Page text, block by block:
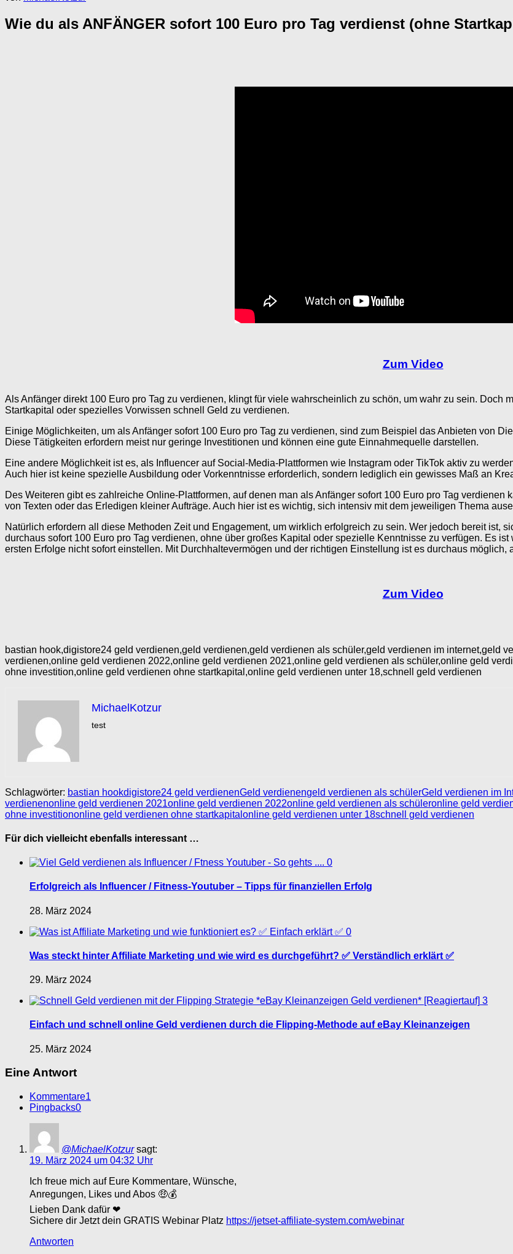
Wie du als ANFÄNGER sofort 100 Euro pro Tag verdienst (ohne
Zum Video
Als Anfänger direkt 100 Euro pro Tag zu verdienen, klingt für viele wahrscheinlich zu schön, um wahr zu sein.
Startkapital oder spezielles Vorwissen schnell Geld zu verdienen.
Einige Möglichkeiten, um als Anfänger sofort 100 Euro pro Tag zu verdienen, sind zum Beispiel das Anbieten von
Diese Tätigkeiten erfordern meist nur geringe Investitionen und können eine gute Einnahmequelle darstellen.
Eine andere Möglichkeit ist es, als Influencer auf Social-Media-Plattformen wie Instagram oder TikTok aktiv zu
Auch hier ist keine spezielle Ausbildung oder Vorkenntnisse erforderlich, sondern lediglich ein gewisses Maß an
Des Weiteren gibt es zahlreiche Online-Plattformen, auf denen man als Anfänger sofort 100 Euro pro Tag
von Texten oder das Erledigen kleiner Aufträge. Auch hier ist es wichtig, sich intensiv mit dem jeweiligen Thema
Natürlich erfordern all diese Methoden Zeit und Engagement, um wirklich erfolgreich zu sein. Wer jedoch bereit ist,
durchaus sofort 100 Euro pro Tag verdienen, ohne über großes Kapital oder spezielle Kenntnisse zu verfügen. Es
ersten Erfolge nicht sofort einstellen. Mit Durchhaltevermögen und der richtigen Einstellung ist es durchaus
Zum Video
bastian hook,digistore24 geld verdienen,geld verdienen,geld verdienen als schüler,geld verdienen im internet,geld
verdienen,online geld verdienen 2022,online geld verdienen 2021,online geld verdienen als schüler,online geld
ohne investition,online geld verdienen ohne startkapital,online geld verdienen unter 18,schnell geld verdienen
MichaelKotzur
test
Schlagwörter: bastian hookdigistore24 geld verdienenGeld verdienengeld verdienen als schülerGeld verdienen im
verdienenonline geld verdienen 2021online geld verdienen 2022online geld verdienen als schüleronline geld
ohne investitiononline geld verdienen ohne startkapital online geld verdienen unter 18schnell geld verdienen
Für dich vielleicht ebenfalls interessant …
0
Erfolgreich als Influencer / Fitness-Youtuber – Tipps für finanziellen Erfolg
28. März 2024
0
Was steckt hinter Affiliate Marketing und wie wird es durchgeführt? ✅ Verständlich erklärt ✅
29. März 2024
3
Einfach und schnell online Geld verdienen durch die Flipping-Methode auf eBay Kleinanzeigen
25. März 2024
Eine Antwort
Kommentare1
Pingbacks0
@MichaelKotzur sagt:
19. März 2024 um 04:32 Uhr
Ich freue mich auf Eure Kommentare, Wünsche,
Anregungen, Likes und Abos 🤑💰
Lieben Dank dafür ❤
Sichere dir Jetzt dein GRATIS Webinar Platz https://jetset-affiliate-system.com/webinar
Antworten